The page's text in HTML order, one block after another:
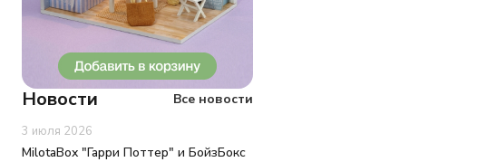
Новости Все новости
3 июля 2026
MilotaBox "Гарри Поттер" и БойзБокс